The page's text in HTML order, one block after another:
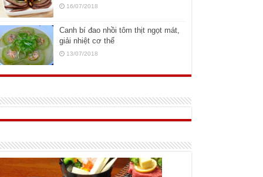
16/07/2018
Canh bí đao nhồi tôm thịt ngọt mát,
giải nhiệt cơ thể
13/07/2018